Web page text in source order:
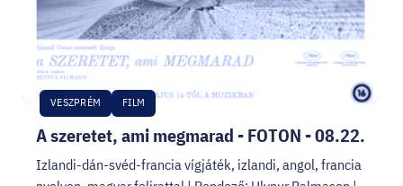
A szeretet, ami megmarad - FOTON - 08.22.
VESZPRÉM FILM
Izlandi-dán-svéd-francia vígjáték, izlandi, angol, francia